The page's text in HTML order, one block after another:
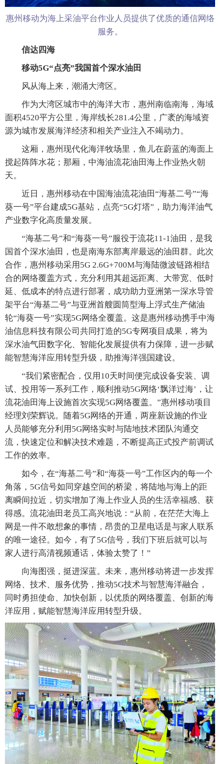
惠州移动为海上采油平台作业人员提供了优质的通信网络
服务。
信达四海
移动5G“点亮”我国首个深水油田
风从海上来，潮涌大湾区。
作为大湾区城市中的海洋大市，惠州南临南海，海域
面积4520平方公里，海岸线长281.4公里，广袤的海域资
源为城市发展海洋经济和相关产业注入不竭动力。
这厢，惠州现代化海洋牧场里，鱼儿在蔚蓝的海面上
搅起阵阵水花；那厢，中海油流花油田海上作业热火朝
天。
近日，惠州移动在中国海油流花油田“海基二号”“海
葵一号”平台建成5G基站，点亮“5G灯塔”，助力海洋油气
产业数字化高质量发展。
“海基二号”和“海葵一号”服役于流花11-1油田，是我
国首个深水油田，也是南海东部离岸最远的油田群。此次
合作，惠州移动采用5G 2.6G+700M与海陆微波链路相结
合的网络覆盖方式，充分利用其超远距离、大带宽、低时
延、低成本的特点进行部署，成功助力亚洲第一深水导管
架平台“海基二号”与亚洲首艘圆筒型海上浮式生产储油
轮“海葵一号”实现5G网络全覆盖。这是惠州移动携手中海
油信息科技有限公司共同打造的5G专网项目成果，将为
深水油气田数字化、智能化发展提供有力保障，进一步赋
能智慧海洋应用转型升级，助推海洋强国建设。
“我们紧密配合，仅用10天时间便完成设备安装、调
试、投用等一系列工作，顺利推动5G网络‘飘洋过海’，让
流花油田海上设施首次实现5G网络覆盖。”惠州移动项目
经理刘荣辉说。随着5G网络的开通，两座新设施的作业
人员能够充分利用5G网络实时与陆地技术团队沟通交
流，快速定位和解决技术难题，不断提高正式投产前调试
工作的效率。
如今，在“海基二号”和“海葵一号”工作区内的每一个
角落，5G信号如同穿越空间的桥梁，将陆地与海上的距
离瞬间拉近，切实增加了海上作业人员的生活幸福感、获
得感。流花油田老员工高兴地说：“从前，在茫茫大海上
网是一件不敢想象的事情，昂贵的卫星电话是与家人联系
的唯一途径。如今，有了5G信号，我们下班后就可以与
家人进行高清视频通话，体验太赞了！”
向海图强，挺进深蓝。未来，惠州移动将进一步发挥
网络、技术、服务优势，推动5G技术与智慧海洋融合，
同时勇担使命、加快创新，以优质的网络覆盖、创新的海
洋应用，赋能智慧海洋应用转型升级。